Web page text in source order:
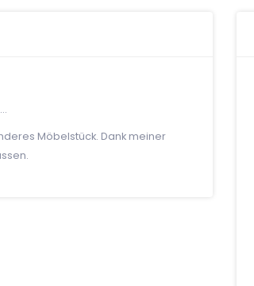
Möbelstück. Dank meiner